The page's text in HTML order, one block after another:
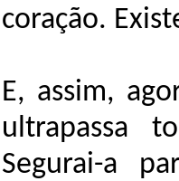
coração.
E, assim,
ultrapassa
Segurai-a